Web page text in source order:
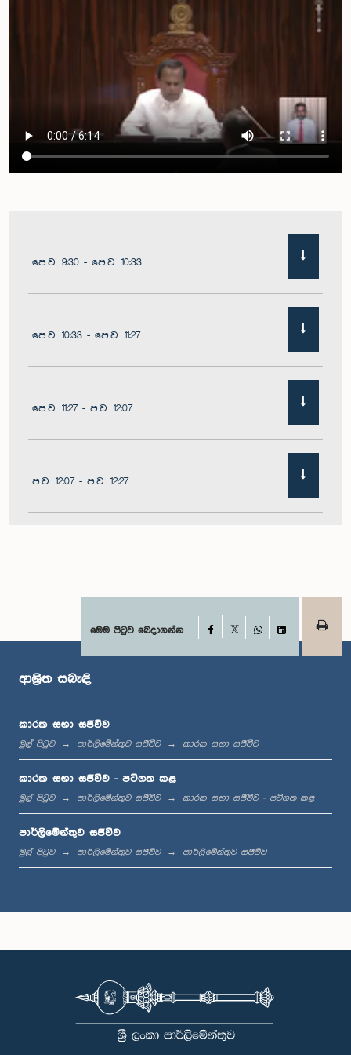
පෙ.ව. 9:30 - පෙ.ව. 10:33
පෙ.ව. 10:33 - පෙ.ව. 11:27
පෙ.ව. 11:27 - ප.ව. 12:07
ප.ව. 12:07 - ප.ව. 12:27
ප.ව. 1:10 - ප.ව. 1:22
ප.ව. 1:38 - ප.ව. 1:46
ප.ව. 1:46 - ප.ව. 1:57
ප.ව. 2:06 - ප.ව. 2:16
මෙම පිටුව බෙදාගන්න Facebook
WhatsApp
LinkedIn
ආශ්‍රිත සබැඳි
කාරක සභා සජීවීව
මුල් පිටුව පාර්ලිමේන්තුව සජීවීව කාරක සභා සජීවීව
කාරක සභා සජීවීව - පටිගත කළ
මුල් පිටුව පාර්ලිමේන්තුව සජීවීව කාරක සභා සජීවීව - පටිගත කළ
පාර්ලිමේන්තුව සජීවීව
මුල් පිටුව පාර්ලිමේන්තුව සජීවීව පාර්ලිමේන්තුව සජීවීව